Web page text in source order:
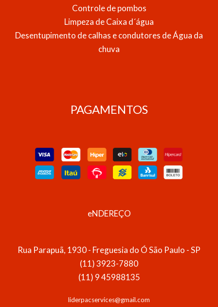
Controle de pombos
Limpeza de Caixa d´água
Desentupimento de calhas e condutores de Água da
chuva
PAGAMENTOS
eNDEREÇO
Rua Parapuã, 1930 - Freguesia do Ó São Paulo - SP
(11) 3923-7880
(11) 9 45988135
liderpacservices@gmail.com